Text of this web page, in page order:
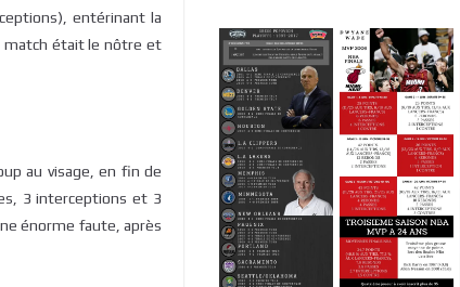
entérinant la
match était le nôtre et
au visage, en fin de
3 interceptions et 3
énorme faute, après